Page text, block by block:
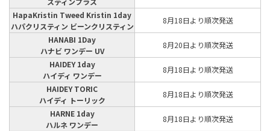
HapaKristin Tweed Kristin 1day
ハパクリスティン ビーンクリスティン
8月18日より順次発送
HANABI 1Day
ハナビ ワンデー UV
8月20日より順次発送
HAIDEY 1day
ハイディ ワンデー
8月18日より順次発送
HAIDEY TORIC
ハイディ トーリック
8月18日より順次発送
HARNE 1day
ハルネ ワンデー
8月18日より順次発送